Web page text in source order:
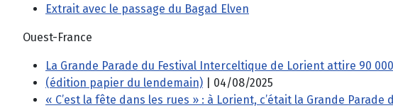
Extrait avec le passage du Bagad Elven
Ouest-France
La Grande Parade du Festival Interceltique de Lorient attire 90
(édition papier du lendemain) | 04/08/2025
« C’est la fête dans les rues » : à Lorient, c’était la Grande